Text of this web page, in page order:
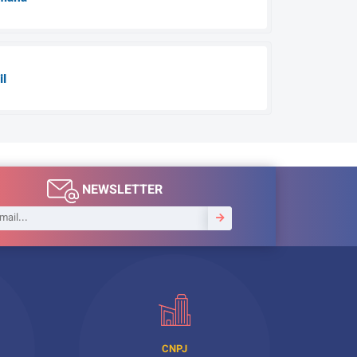
NEWSLETTER
CNPJ